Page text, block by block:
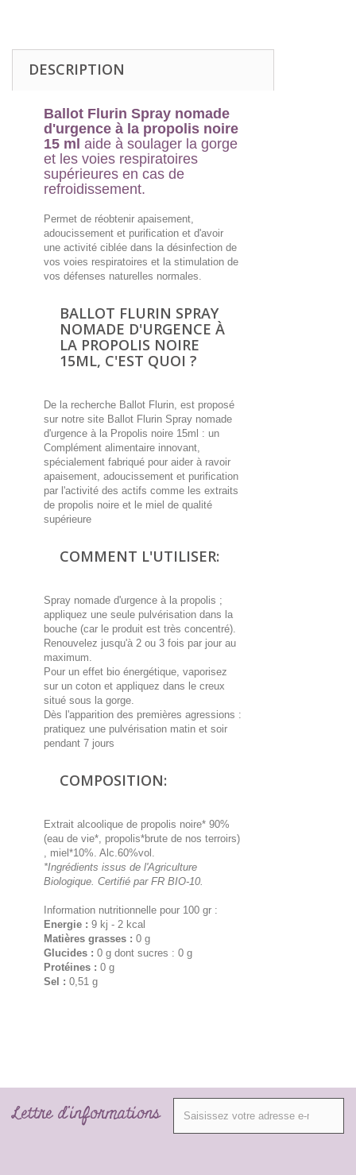
DESCRIPTION
Ballot Flurin Spray nomade
d'urgence à la propolis noire
15 ml aide à soulager la gorge
et les voies respiratoires
supérieures en cas de
refroidissement.
Permet de réobtenir apaisement,
adoucissement et purification et d'avoir
une activité ciblée dans la désinfection de
vos voies respiratoires et la stimulation de
vos défenses naturelles normales.
BALLOT FLURIN SPRAY
NOMADE D'URGENCE À
LA PROPOLIS NOIRE
15ML, C'EST QUOI ?
De la recherche Ballot Flurin, est proposé
sur notre site Ballot Flurin Spray nomade
d'urgence à la Propolis noire 15ml : un
Complément alimentaire innovant,
spécialement fabriqué pour aider à ravoir
apaisement, adoucissement et purification
par l'activité des actifs comme les extraits
de propolis noire et le miel de qualité
supérieure
COMMENT L'UTILISER:
Spray nomade d'urgence à la propolis ;
appliquez une seule pulvérisation dans la
bouche (car le produit est très concentré).
Renouvelez jusqu'à 2 ou 3 fois par jour au
maximum.
Pour un effet bio énergétique, vaporisez
sur un coton et appliquez dans le creux
situé sous la gorge.
Dès l'apparition des premières agressions :
pratiquez une pulvérisation matin et soir
pendant 7 jours
COMPOSITION:
Extrait alcoolique de propolis noire* 90%
(eau de vie*, propolis*brute de nos terroirs)
, miel*10%. Alc.60%vol.
*Ingrédients issus de l'Agriculture
Biologique. Certifié par FR BIO-10.
Information nutritionnelle pour 100 gr :
Energie : 9 kj - 2 kcal
Matières grasses : 0 g
Glucides : 0 g dont sucres : 0 g
Protéines : 0 g
Sel : 0,51 g
Lettre d'informations